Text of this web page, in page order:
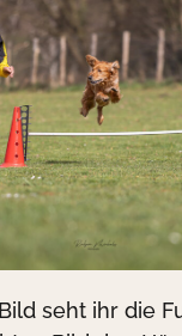
seht ihr die